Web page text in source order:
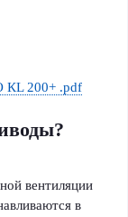
КL 200+ .pdf
вентиляции
в